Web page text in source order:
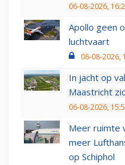
06-08-2026,
Apollo geen
luchtvaart
06-08-2026,
In jacht op
Maastricht
06-08-2026,
Meer ruimte
meer
op Schiphol